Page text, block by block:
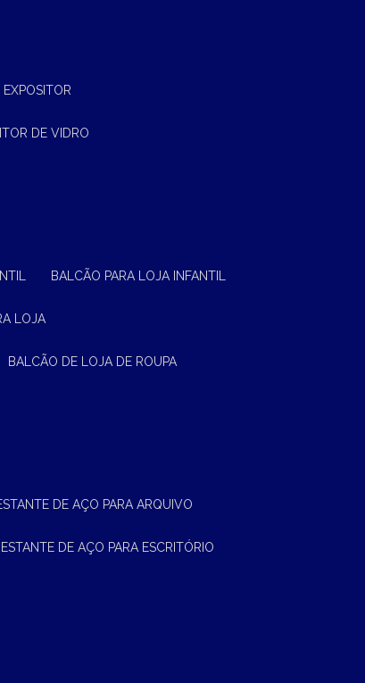
EXPOSITOR
DE VIDRO
BALCÃO PARA LOJA INFANTIL
LOJA
BALCÃO DE LOJA DE ROUPA
ESTANTE DE AÇO PARA ARQUIVO
ESTANTE DE AÇO PARA ESCRITÓRIO